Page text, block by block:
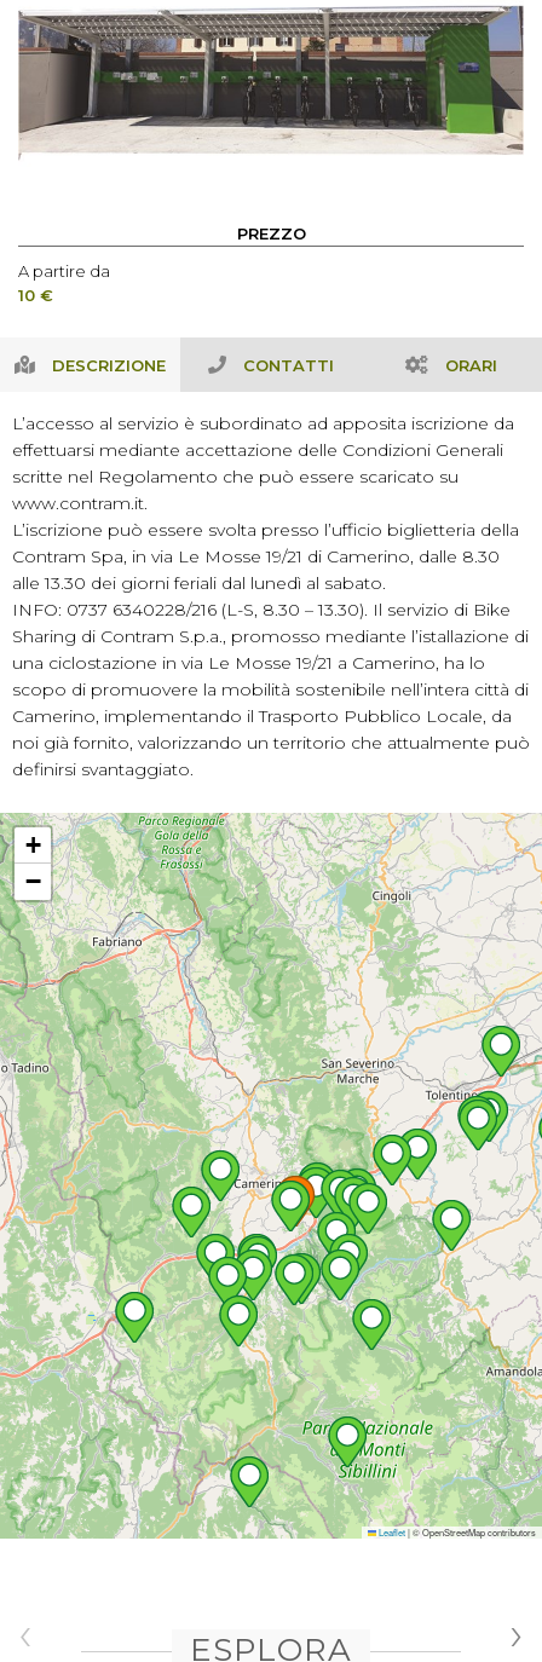
PREZZO
A partire da
10 €
DESCRIZIONE CONTATTI ORARI
L’accesso al servizio è subordinato ad apposita iscrizione da
effettuarsi mediante accettazione delle Condizioni Generali
scritte nel Regolamento che può essere scaricato su
www.contram.it.
L’iscrizione può essere svolta presso l’ufficio biglietteria della
Contram Spa, in via Le Mosse 19/21 di Camerino, dalle 8.30
alle 13.30 dei giorni feriali dal lunedì al sabato.
INFO: 0737 6340228/216 (L-S, 8.30 – 13.30). Il servizio di Bike
Sharing di Contram S.p.a., promosso mediante l’istallazione di
una ciclostazione in via Le Mosse 19/21 a Camerino, ha lo
scopo di promuovere la mobilità sostenibile nell’intera città di
Camerino, implementando il Trasporto Pubblico Locale, da
noi già fornito, valorizzando un territorio che attualmente può
definirsi svantaggiato.
+
−
Leaflet|© OpenStreetMap contributors
ESPLORA
‹ ›